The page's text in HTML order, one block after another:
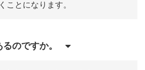
ことになります。
のですか。